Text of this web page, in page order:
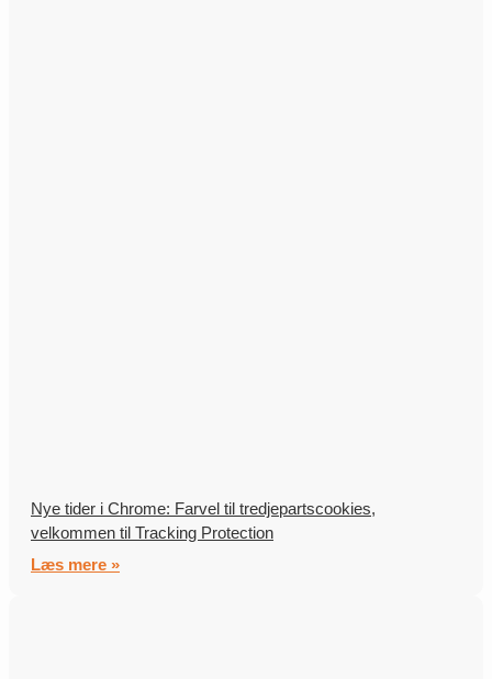
Nye tider i Chrome: Farvel til tredjepartscookies,
velkommen til Tracking Protection
Læs mere »